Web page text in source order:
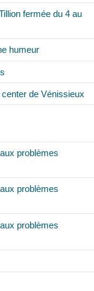
fermée du 4 au
humeur
de Vénissieux
problèmes
problèmes
problèmes